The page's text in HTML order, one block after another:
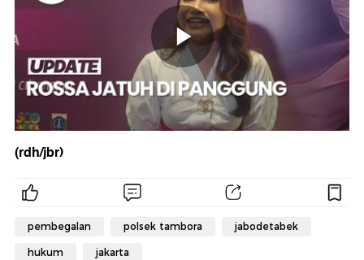
(rdh/jbr)
pembegalan polsek tambora jabodetabek
hukum jakarta